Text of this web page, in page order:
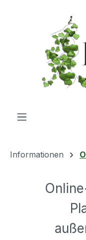
Informationen